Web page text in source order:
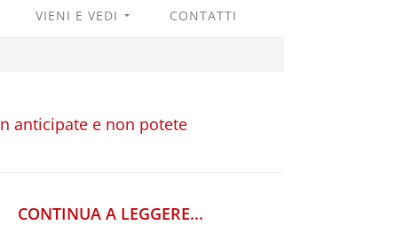
VIENI E VEDI CONTATTI
anticipate e non potete
CONTINUA A LEGGERE...